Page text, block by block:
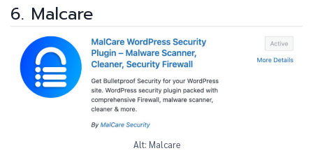
6. Malcare
Alt: Malcare